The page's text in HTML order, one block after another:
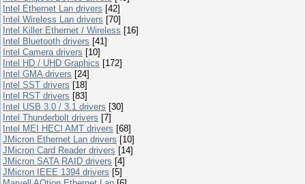
Intel Ethernet Lan drivers [42]
Intel Wireless Lan drivers [70]
Intel Killer Ethernet / Wireless [16]
Intel Bluetooth drivers [41]
Intel Camera drivers [10]
Intel HD / UHD Graphics [172]
Intel GMA drivers [24]
Intel SST drivers [18]
Intel RST drivers [83]
Intel USB 3.0 / 3.1 drivers [30]
Intel Thunderbolt drivers [7]
Intel MEI HECI AMT drivers [68]
JMicron Ethernet Lan drivers [10]
JMicron Card Reader drivers [14]
JMicron SATA RAID drivers [4]
JMicron IEEE 1394 drivers [5]